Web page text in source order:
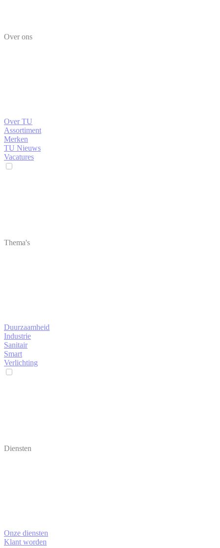
Over ons
Over TU
Assortiment
Merken
TU Nieuws
Vacatures
Thema's
Duurzaamheid
Industrie
Sanitair
Smart
Verlichting
Diensten
Onze diensten
Klant worden